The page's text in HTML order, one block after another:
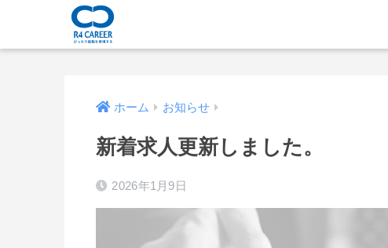
ホーム お知らせ
新着求人更新しました。
2026年1月9日